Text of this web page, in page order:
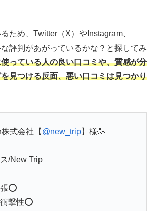
ため、Twitter（X）やInstagram、
評判があがっているかな？と探してみ
っている人の良い口コミや、質感が分
見つける反面、悪い口コミは見つかり
式会社【 @new_trip】様🥳
/New Trip
⭕️
撃性⭕️